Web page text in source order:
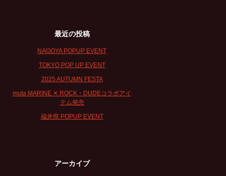
最近の投稿
NAGOYA POPUP EVENT
TOKYO POP UP EVENT
2025 AUTUMN FESTA
muta MARINE ✕ ROCK・DUDEコラボアイ
テム発売
福井県 POPUP EVENT
アーカイブ